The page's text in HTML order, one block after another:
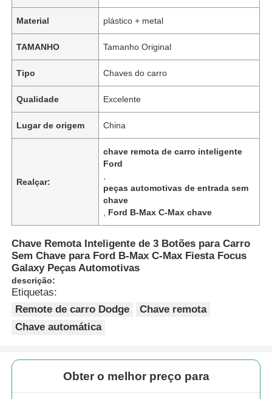
Material plástico + metal
TAMANHO Tamanho Original
Tipo Chaves do carro
Qualidade Excelente
Lugar de origem China
Realçar:
chave remota de carro inteligente
Ford
peças automotivas de entrada sem
chave
Ford B-Max C-Max chave
Chave Remota Inteligente de 3 Botões para Carro
Sem Chave para Ford B-Max C-Max Fiesta Focus
Galaxy Peças Automotivas
descrição:
Etiquetas:
Remote de carro Dodge
Chave remota
Chave automática
Obter o melhor preço para